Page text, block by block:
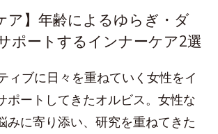
ア】年齢によるゆらぎ・ダ
ポートするインナーケア2選
ィブに日々を重ねていく女性をイ
ポートしてきたオルビス。女性な
みに寄り添い、研究を重ねてきた